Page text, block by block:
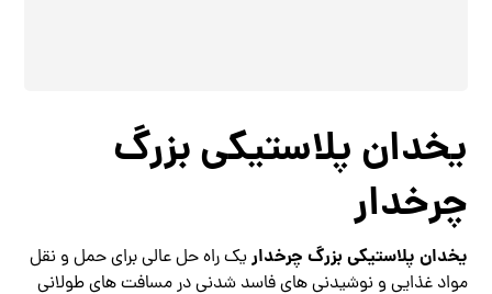
یخدان پلاستیکی بزرگ
چرخدار
یخدان پلاستیکی بزرگ چرخداریک راه حل عالی برای حمل و نقل
مواد غذایی و نوشیدنی های فاسد شدنی در مسافت های طولانی